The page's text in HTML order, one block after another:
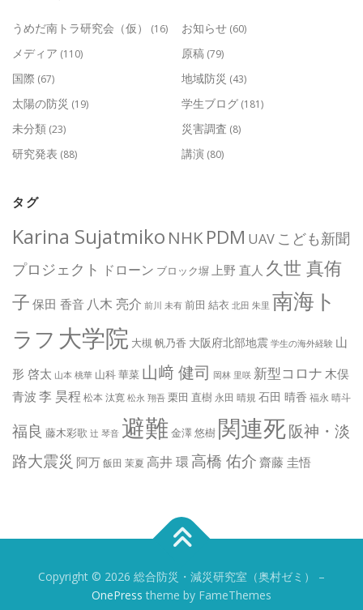
うめだ南トラ研究会（仮） (16) お知らせ (60)
メディア (110) 原稿 (79)
国際 (67) 地域防災 (43)
太陽の防災 (19) 学生ブログ (181)
未分類 (23) 災害調査 (8)
研究発表 (88) 講演 (80)
タグ
Karina Sujatmiko NHK PDM UAV こども新聞
プロジェクト ドローン ブロック塀 上野 直人 久世 真侑
子 保田 香音 八木 亮介 前川 未有 前田 結衣 北田 朱里 南海ト
ラフ 大学院 大槻 帆乃香 大阪府北部地震 学生の海外経験 山
形 啓太 山本 桃華 山科 華菜 山﨑 健司 岡林 里咲 新型コロナ木俣
青波李 昊程 松本 汰寛 松永 翔吾 栗田 直樹 永田 晴規 石田 晴香 福永 晴斗
福良 藤木彩歌 辻 琴音 避難金澤 悠樹 関連死阪神・淡
路大震災 阿万 飯田 茉夏 高井 環 高橋 佑介 齋藤 圭悟
Copyright © 2026 総合防災・減災研究室（奥村ゼミ） –
OnePress theme by FameThemes